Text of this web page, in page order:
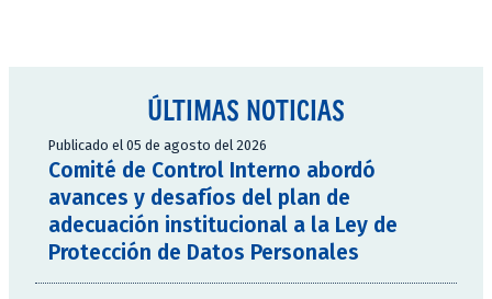
ÚLTIMAS NOTICIAS
Publicado el 05 de agosto del 2026
Comité de Control Interno abordó
avances y desafíos del plan de
adecuación institucional a la Ley de
Protección de Datos Personales